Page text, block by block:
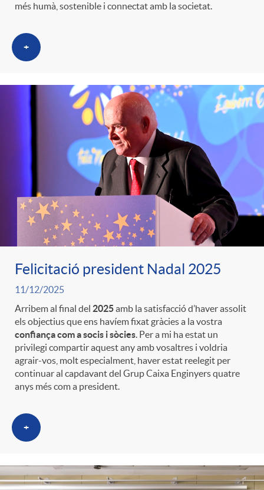
més humà, sostenible i connectat amb la societat.
+
Felicitació president Nadal 2025
11/12/2025
Arribem al final del 2025amb la satisfacció d’haver assolit
els objectius que ens havíem fixat gràcies a la vostra
confiança com a socis i sòcies. Per a mi ha estat un
privilegi compartir aquest any amb vosaltres i voldria
agrair-vos, molt especialment, haver estat reelegit per
continuar al capdavant del Grup Caixa Enginyers quatre
anys més com a president.
+